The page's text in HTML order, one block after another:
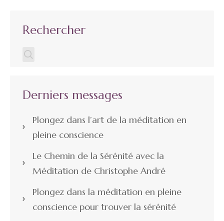
Rechercher
Derniers messages
Plongez dans l’art de la méditation en
pleine conscience
Le Chemin de la Sérénité avec la
Méditation de Christophe André
Plongez dans la méditation en pleine
conscience pour trouver la sérénité